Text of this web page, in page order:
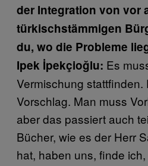
der Integration von vor
türkischstämmigen
du, wo die Probleme
Ipek İpekçioğlu: Es
Vermischung stattfinden.
Vorschlag. Man muss
aber das passiert auch
Bücher, wie es der Herr
hat, haben uns, finde